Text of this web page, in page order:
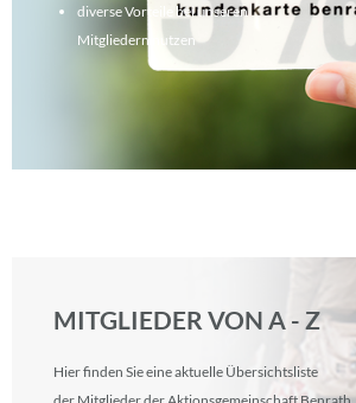
diverse Vorteile bei unseren
Mitgliedern nutzen
MITGLIEDER VON A - Z
Hier finden Sie eine aktuelle Übersichtsliste